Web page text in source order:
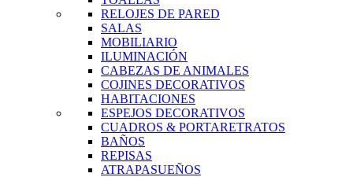
RELOJES DE PARED
SALAS
MOBILIARIO
ILUMINACIÓN
CABEZAS DE ANIMALES
COJINES DECORATIVOS
HABITACIONES
ESPEJOS DECORATIVOS
CUADROS & PORTARETRATOS
BAÑOS
REPISAS
ATRAPASUEÑOS